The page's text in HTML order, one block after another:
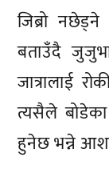
जिब्रो
बताउँदै
जात्रालाई
त्यसैले बोडेका
हुनेछ भन्ने